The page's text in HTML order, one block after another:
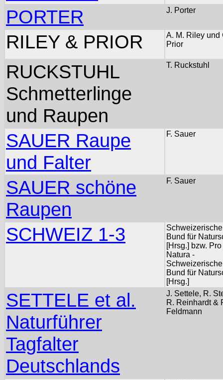
PORTER
J. Porter
RILEY & PRIOR
A. M. Riley und
Prior
RUCKSTUHL
Schmetterlinge
und Raupen
T. Ruckstuhl
SAUER Raupe
und Falter
F. Sauer
SAUER schöne
Raupen
F. Sauer
SCHWEIZ 1-3
Bund für
[Hrsg.] bzw. Pro
Natura -
Bund für
[Hrsg.]
SETTELE et al.
Naturführer
Tagfalter
Deutschlands
J. Settele, R.
R. Reinhardt &
Feldmann